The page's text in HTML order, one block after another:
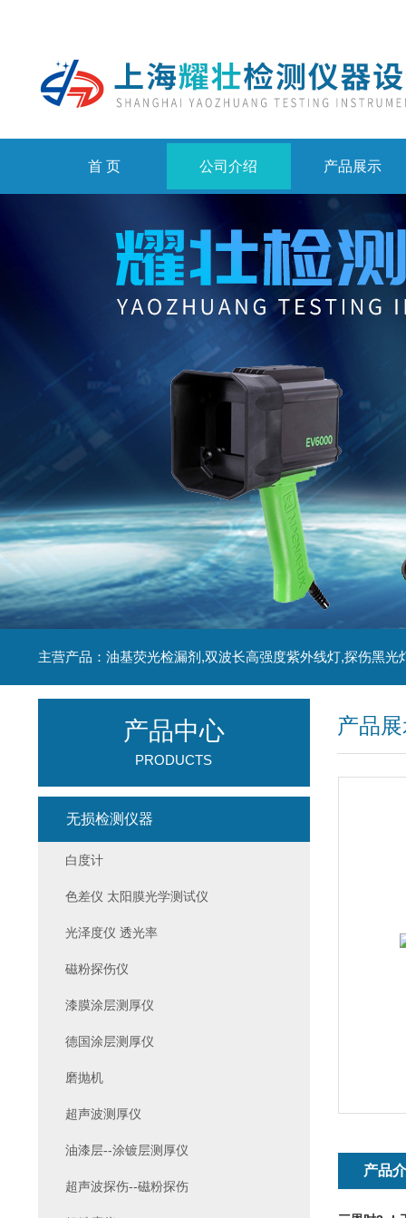
首 页 公司介绍 产品展示
主营产品：油基荧光检漏剂,双波长高强度紫外线灯,探伤黑光
产品
产品
产品中心
PRODUCTS
无损检测仪器
白度计
色差仪 太阳膜光学测试仪
光泽度仪 透光率
磁粉探伤仪
漆膜涂层测厚仪
德国涂层测厚仪
磨抛机
超声波测厚仪
油漆层--涂镀层测厚仪
超声波探伤--磁粉探伤